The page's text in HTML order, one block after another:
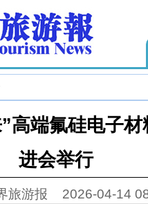
高端氟硅电子
进会举行
旅游报 2026-04-14